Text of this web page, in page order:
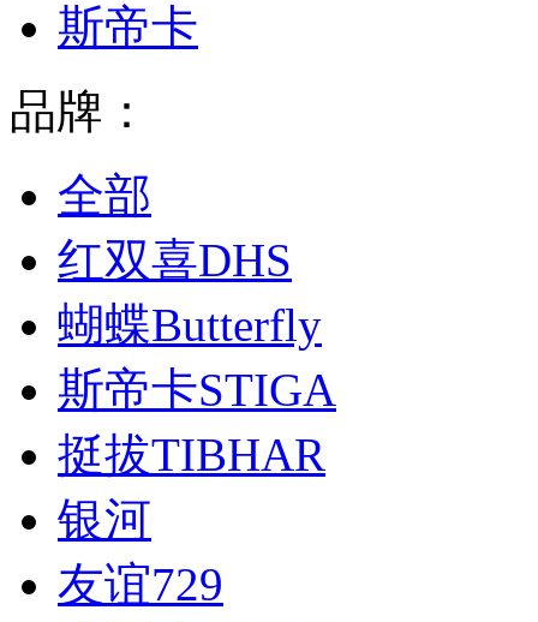
斯帝卡
品牌：
全部
红双喜DHS
蝴蝶Butterfly
斯帝卡STIGA
挺拔TIBHAR
银河
友谊729